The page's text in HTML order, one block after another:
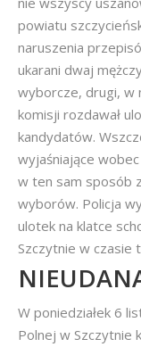
powiatu
naruszenia
ukarani dwaj
wyborcze, drugi, w
komisji rozdawał
kandydatów.
wyjaśniające
w ten sam sposób
wyborów. Policja
ulotek na klatce
Szczytnie w czasie
W poniedziałek 6
Polnej w Szczytnie